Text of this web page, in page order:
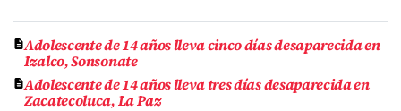
Adolescente de 14 años lleva cinco días desaparecida en
Izalco, Sonsonate
Adolescente de 14 años lleva tres días desaparecida en
Zacatecoluca, La Paz